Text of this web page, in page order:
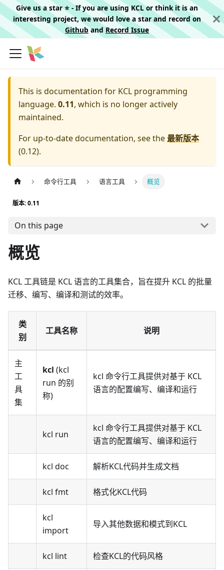
Give us a star ⭐️ - If you are using KCL or think it is an
interesting project, we would love a star and record on
Githuband Record Issue
This is documentation for KCL programming
language. 0.11, which is no longer actively
maintained.
For up-to-date documentation, see the最新版本
(0.12).
命令行工具 语言工具 概览
版本: 0.11
On this page
概览
KCL 工具链是 KCL 语言的工具集合，旨在提升 KCL 的批量
迁移、编写、编译和测试的效率。
类
别
工具名称 说明
主
工
具
集
kcl (kcl
run 的别
称)
kcl 命令行工具提供对基于 KCL
语言的配置编写、编译和运行
kcl run
kcl 命令行工具提供对基于 KCL
语言的配置编写、编译和运行
kcl doc 解析KCL代码并生成文档
kcl fmt 格式化KCL代码
kcl
import
导入其他数据和模式到KCL
kcl lint 检查KCL的代码风格